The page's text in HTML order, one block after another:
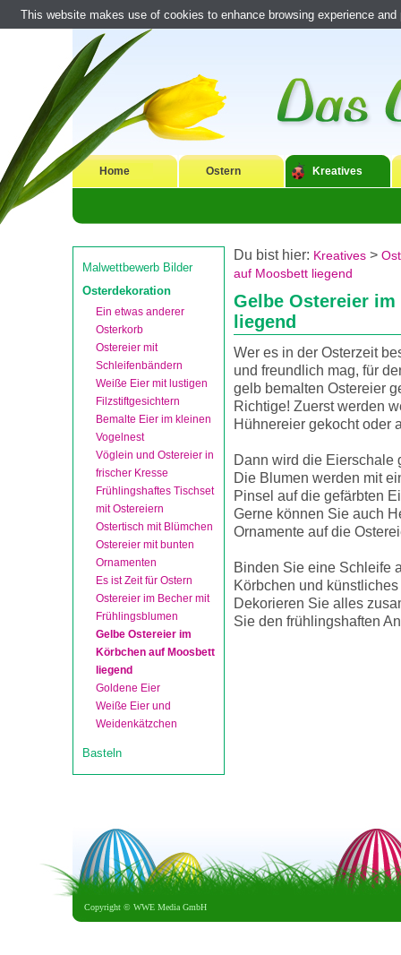
Home Ostern Kreatives
Malwettbewerb Bilder
Osterdekoration
Ein etwas anderer
Osterkorb
Ostereier mit
Schleifenbändern
Weiße Eier mit lustigen
Filzstiftgesichtern
Bemalte Eier im kleinen
Vogelnest
Vöglein und Ostereier in
frischer Kresse
Frühlingshaftes Tischset
mit Ostereiern
Ostertisch mit Blümchen
Ostereier mit bunten
Ornamenten
Es ist Zeit für Ostern
Ostereier im Becher mit
Frühlingsblumen
Gelbe Ostereier im
Körbchen auf Moosbett
liegend
Goldene Eier
Weiße Eier und
Weidenkätzchen
Basteln
Du bist hier: Kreatives >
auf Moosbett liegend
Gelbe Ostereier
liegend
Wer es in der Osterzeit
und freundlich mag, für
gelb bemalten Ostereier
Richtige! Zuerst werden
Hühnereier gekocht oder
Dann wird die Eierschale
Die Blumen werden mit
Pinsel auf die gefärbten
Gerne können Sie auch
Ornamente auf die
Binden Sie eine Schleife
Körbchen und
Dekorieren Sie alles
Sie den frühlingshaften
Copyright © WWE Media GmbH
This website makes use of cookies to enhance browsing experience